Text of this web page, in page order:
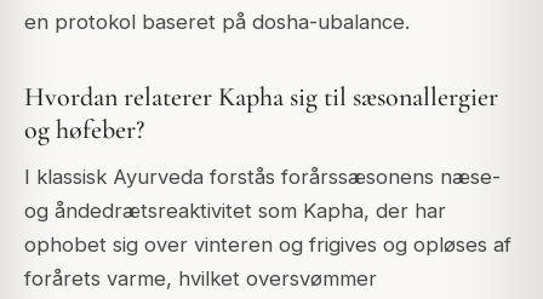
en protokol baseret på dosha-ubalance.
Hvordan relaterer Kapha sig til sæsonallergier
og høfeber?
I klassisk Ayurveda forstås forårssæsonens næse-
og åndedrætsreaktivitet som Kapha, der har
ophobet sig over vinteren og frigives og opløses af
forårets varme, hvilket oversvømmer